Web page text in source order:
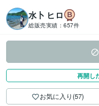
水卜 ヒロ
総販売実績： 657件
再開し
お気に入り(57)